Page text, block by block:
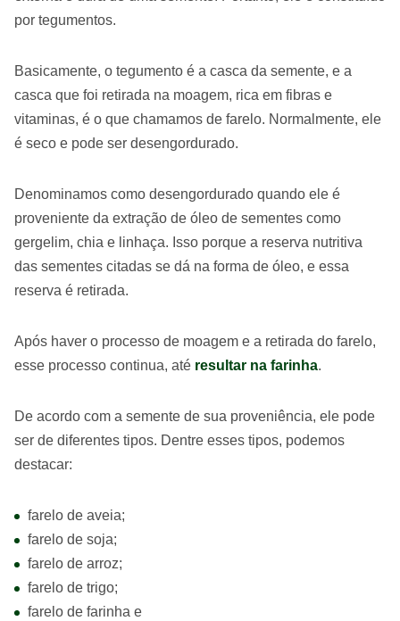
por tegumentos.
Basicamente, o tegumento é a casca da semente, e a
casca que foi retirada na moagem, rica em fibras e
vitaminas, é o que chamamos de farelo. Normalmente, ele
é seco e pode ser desengordurado.
Denominamos como desengordurado quando ele é
proveniente da extração de óleo de sementes como
gergelim, chia e linhaça. Isso porque a reserva nutritiva
das sementes citadas se dá na forma de óleo, e essa
reserva é retirada.
Após haver o processo de moagem e a retirada do farelo,
esse processo continua, até resultar na farinha.
De acordo com a semente de sua proveniência, ele pode
ser de diferentes tipos. Dentre esses tipos, podemos
destacar:
farelo de aveia;
farelo de soja;
farelo de arroz;
farelo de trigo;
farelo de farinha e